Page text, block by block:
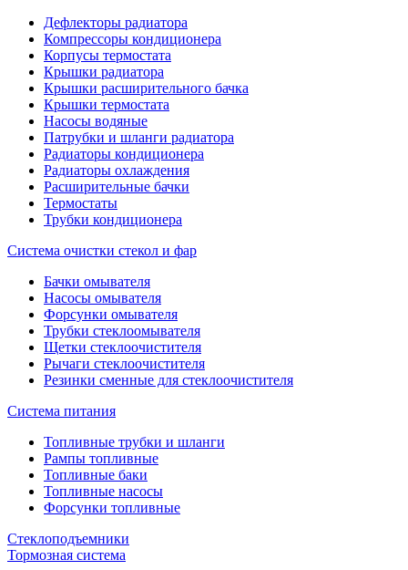
Дефлекторы радиатора
Компрессоры кондиционера
Корпусы термостата
Крышки радиатора
Крышки расширительного бачка
Крышки термостата
Насосы водяные
Патрубки и шланги радиатора
Радиаторы кондиционера
Радиаторы охлаждения
Расширительные бачки
Термостаты
Трубки кондиционера
Система очистки стекол и фар
Бачки омывателя
Насосы омывателя
Форсунки омывателя
Трубки стеклоомывателя
Щетки стеклоочистителя
Рычаги стеклоочистителя
Резинки сменные для стеклоочистителя
Система питания
Топливные трубки и шланги
Рампы топливные
Топливные баки
Топливные насосы
Форсунки топливные
Стеклоподъемники
Тормозная система